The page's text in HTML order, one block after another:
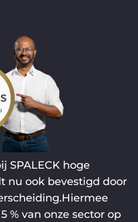
SPALECK hoge
nu ook bevestigd door
% van onze sector op